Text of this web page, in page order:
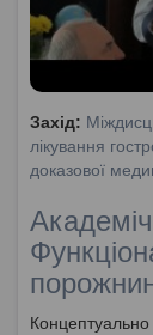
Захід:
лікування
доказової
Концептуально